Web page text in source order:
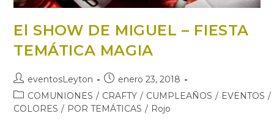
El SHOW DE MIGUEL – FIESTA
TEMÁTICA MAGIA
eventosLeyton
enero 23, 2018
COMUNIONES / CRAFTY / CUMPLEAÑOS / EVENTOS /
COLORES / POR TEMÁTICAS / Rojo